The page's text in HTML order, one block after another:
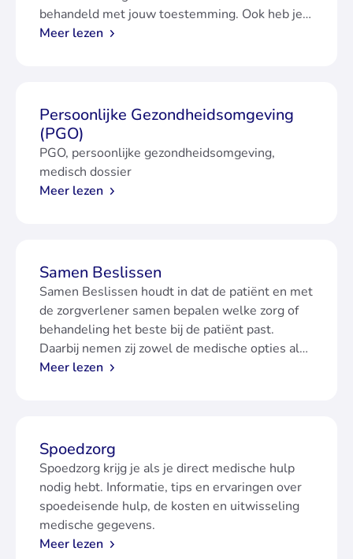
behandeld met jouw toestemming. Ook heb je
recht op inzage in je medisch dossier. Dit staat
Meer lezen
Persoonlijke Gezondheidsomgeving
(PGO)
PGO, persoonlijke gezondheidsomgeving,
medisch dossier
Meer lezen
Samen Beslissen
Samen Beslissen houdt in dat de patiënt en met
de zorgverlener samen bepalen welke zorg of
behandeling het beste bij de patiënt past.
Daarbij nemen zij zowel de medische opties als
de wensen en voorkeuren van de van de patiënt
Meer lezen
Spoedzorg
Spoedzorg krijg je als je direct medische hulp
nodig hebt. Informatie, tips en ervaringen over
spoedeisende hulp, de kosten en uitwisseling
medische gegevens.
Meer lezen